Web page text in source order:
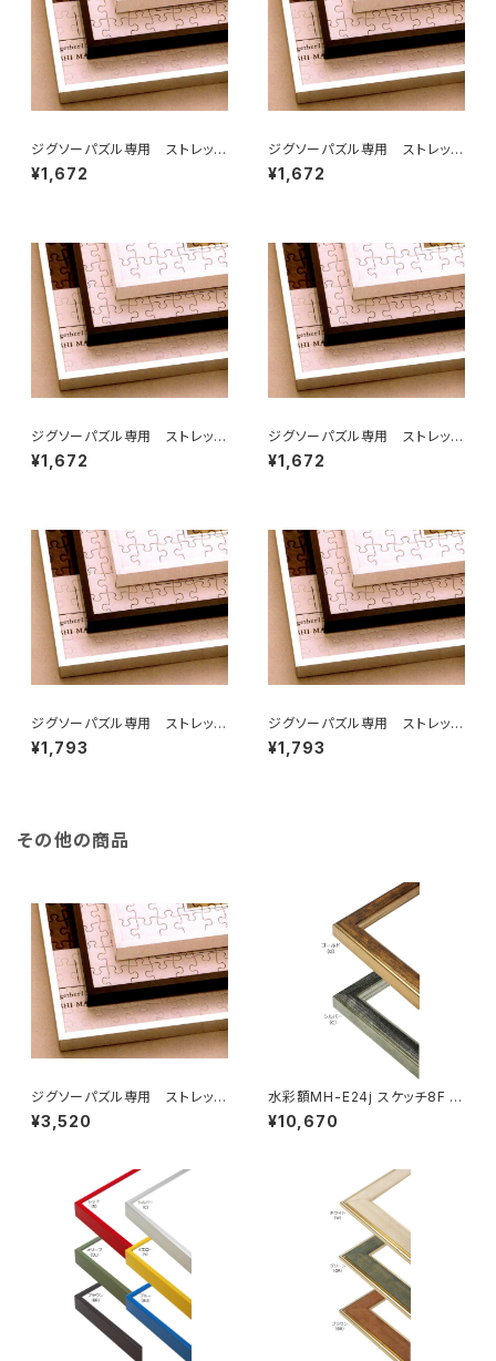
ジグソーパズル専用 ストレッチ
ライン 250×340ミリ （2)
¥1,672
ジグソーパズル専用 ストレッチ
ライン 250×350ミリ （2T)
¥1,672
ジグソーパズル専用 ストレッチ
ライン 252×324ミリ （2ア）
¥1,672
ジグソーパズル専用 ストレッチ
ライン 215×300ミリ （2ロ)
¥1,672
ジグソーパズル専用 ストレッチ
ライン 260×380ミリ （3)
¥1,793
ジグソーパズル専用 ストレッチ
ライン 300×400ミリ （3Ｔ)
¥1,793
その他の商品
ジグソーパズル専用 ストレッチ
ライン 405×770ミリ （10ボW)
¥3,520
水彩額MH-E24j スケッチ8F 5
20×595ミリ
¥10,670